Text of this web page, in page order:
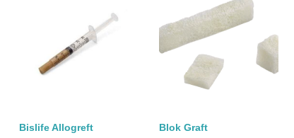
Bislife Allogreft
Blok Graft